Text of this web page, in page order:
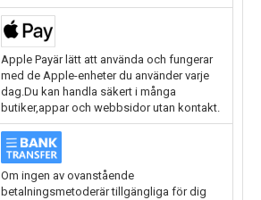
Apple Payär lätt att använda och fungerar
med de Apple-enheter du använder varje
dag.Du kan handla säkert i många
butiker,appar och webbsidor utan kontakt.
Om ingen av ovanstående
betalningsmetoderär tillgängliga för dig